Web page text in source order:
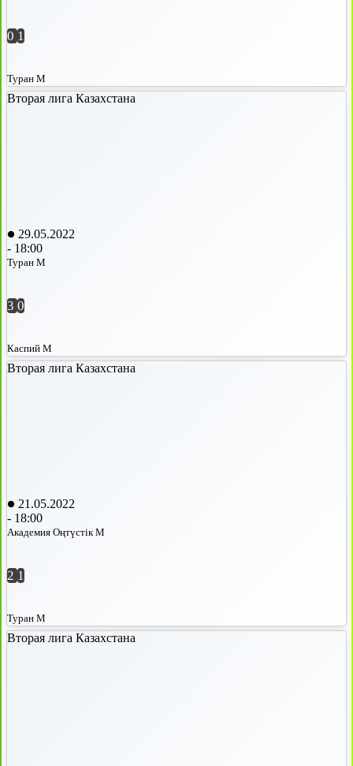
0 1
Туран М
Вторая лига Казахстана
29.05.2022
- 18:00
Туран М
3 0
Каспий М
Вторая лига Казахстана
21.05.2022
- 18:00
Академия Оңтүстік М
2 1
Туран М
Вторая лига Казахстана